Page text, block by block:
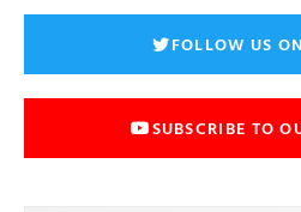
FOLLOW US
SUBSCRIBE TO